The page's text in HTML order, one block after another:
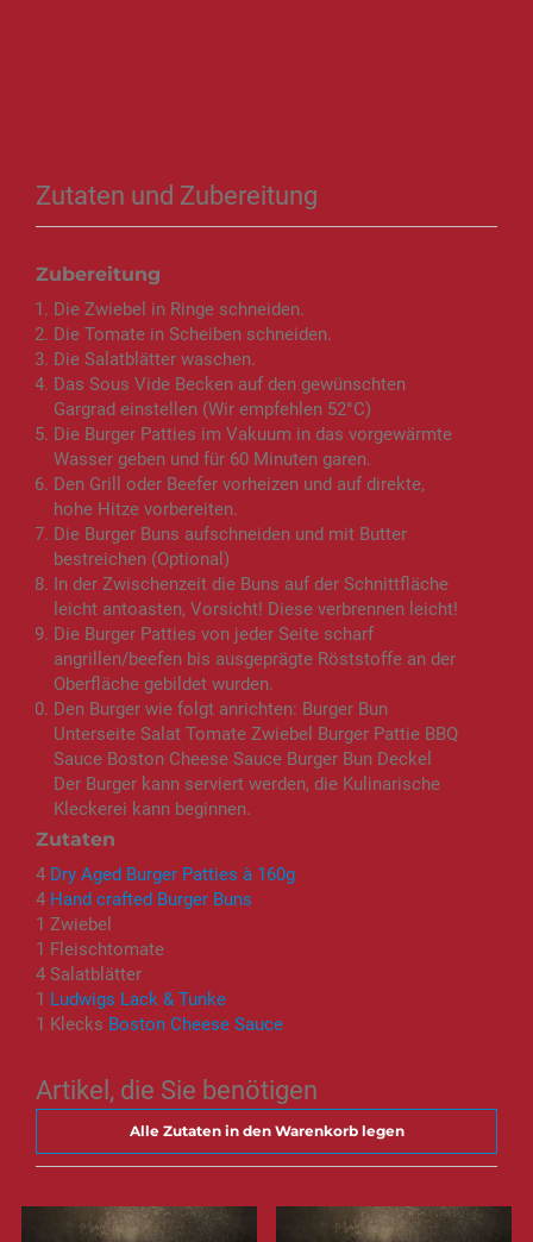
Zutaten und Zubereitung
Zutaten
4 Dry Aged Burger Patties à 160g
4 Hand crafted Burger Buns
1 Zwiebel
1 Fleischtomate
4 Salatblätter
1 Ludwigs Lack & Tunke
1 Klecks Boston Cheese Sauce
Zubereitung
Die Zwiebel in Ringe schneiden.
Die Tomate in Scheiben schneiden.
Die Salatblätter waschen.
Das Sous Vide Becken auf den gewünschten
Gargrad einstellen (Wir empfehlen 52°C)
Die Burger Patties im Vakuum in das vorgewärmte
Wasser geben und für 60 Minuten garen.
Den Grill oder Beefer vorheizen und auf direkte,
hohe Hitze vorbereiten.
Die Burger Buns aufschneiden und mit Butter
bestreichen (Optional)
In der Zwischenzeit die Buns auf der Schnittfläche
leicht antoasten, Vorsicht! Diese verbrennen leicht!
Die Burger Patties von jeder Seite scharf
angrillen/beefen bis ausgeprägte Röststoffe an der
Oberfläche gebildet wurden.
Den Burger wie folgt anrichten: Burger Bun
Unterseite Salat Tomate Zwiebel Burger Pattie BBQ
Sauce Boston Cheese Sauce Burger Bun Deckel
Der Burger kann serviert werden, die Kulinarische
Kleckerei kann beginnen.
Artikel, die Sie benötigen
Alle Zutaten in den Warenkorb legen